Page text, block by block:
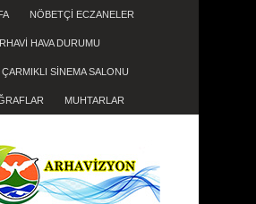
NÖBETÇİ ECZANELER
HAVA DURUMU
ÇARMIKLI SİNEMA SALONU
MUHTARLAR